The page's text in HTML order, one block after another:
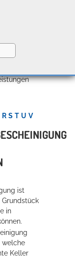
R S T U V
ist
Grundstück
in
welche
Keller